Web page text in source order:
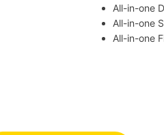
All-in-one
All-in-one
All-in-one